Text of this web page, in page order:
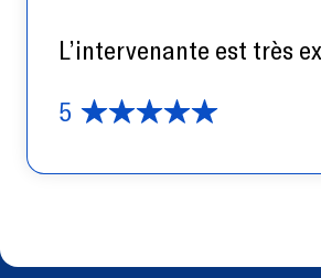
L’intervenante est très
5